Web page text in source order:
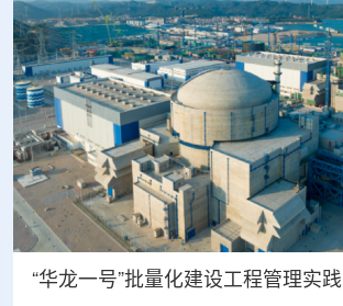
“华龙一号”批量化建设工程管理实践